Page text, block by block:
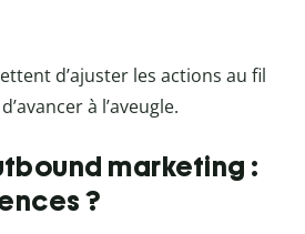
d’ajuster les actions au fil
à l’aveugle.
marketing :
?